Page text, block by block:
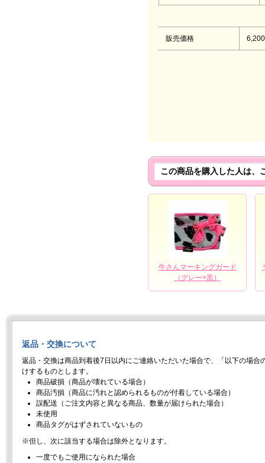
販売価格
この商品を購入した人は、
牛さんマーキングガード
（グレー×黒）
返品・交換について
返品・交換は商品到着後7日以内にご連絡いただいた場合で、「以下の場合
けするものとします。
商品破損（商品が壊れている場合）
商品汚損（商品に汚れと認められるものが付着している場合）
誤配送（ご注文内容と異なる商品、数量が届けられた場合）
未使用
商品タグがはずされていないもの
※但し、次に該当する場合は除外となります。
一度でもご使用になられた場合